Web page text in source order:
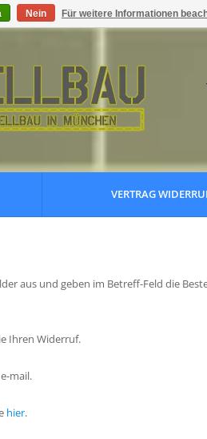
VERTRAG
aus und geben im Betreff-Feld die
Ihren Widerruf.
mail.
hier.
Nein Für weitere Informationen